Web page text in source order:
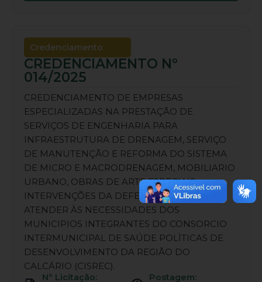
Credenciamento
CREDENCIAMENTO Nº
014/2025
CREDENCIAMENTO DE EMPRESAS
ESPECIALIZADAS NA PRESTAÇÃO DE
SERVIÇOS DE ENGENHARIA PARA
INFRAESTRUTURA DE DRENAGEM, SERVIÇO
DE MANUTENÇÃO E REFORMA DO SISTEMA
DE MICRO E MACRODRENAGEM, MOBILIARIO
URBANO, OBRAS DE ARTE ESPECIAIS,
INTERVENÇÕES DA DEFESA CIVIL, PARA
ATENDER ÀS NECESSIDADES DOS
MUNICIPIOS INTEGRANTES DO CONSORCIO
INTERMUNICIPAL DE SAÚDE POLÌTICAS DE
DESENVOLVIMENTO DA REGIÃO DO
CALCÁRIO (CISREC).
Nº Licitação:
Postagem: